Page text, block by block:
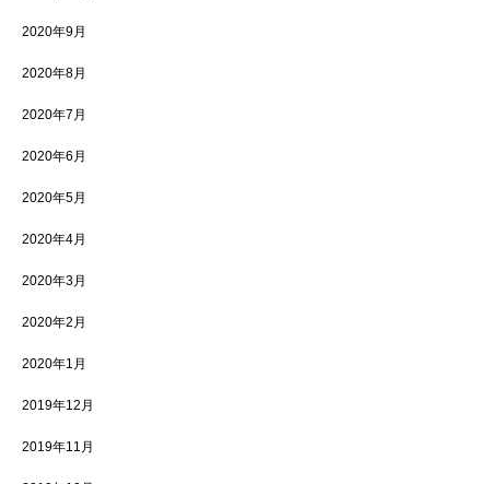
2020年9月
2020年8月
2020年7月
2020年6月
2020年5月
2020年4月
2020年3月
2020年2月
2020年1月
2019年12月
2019年11月